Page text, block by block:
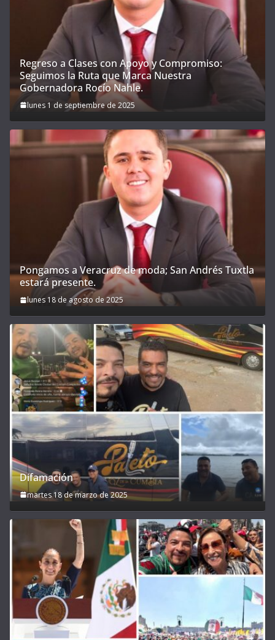
Regreso a Clases con Apoyo y Compromiso:
Seguimos la Ruta que Marca Nuestra
Gobernadora Rocío Nahle.
lunes 1 de septiembre de 2025
Pongamos a Veracruz de moda; San Andrés Tuxtla
estará presente.
lunes 18 de agosto de 2025
Difamación
martes 18 de marzo de 2025